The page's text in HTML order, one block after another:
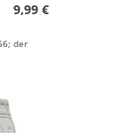
9,99 €
der